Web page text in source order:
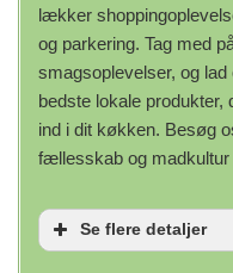
lækker
og parkering. Tag med
smagsoplevelser, og
bedste lokale produkter,
ind i dit køkken. Besøg
fællesskab og madkultur
Se flere detaljer